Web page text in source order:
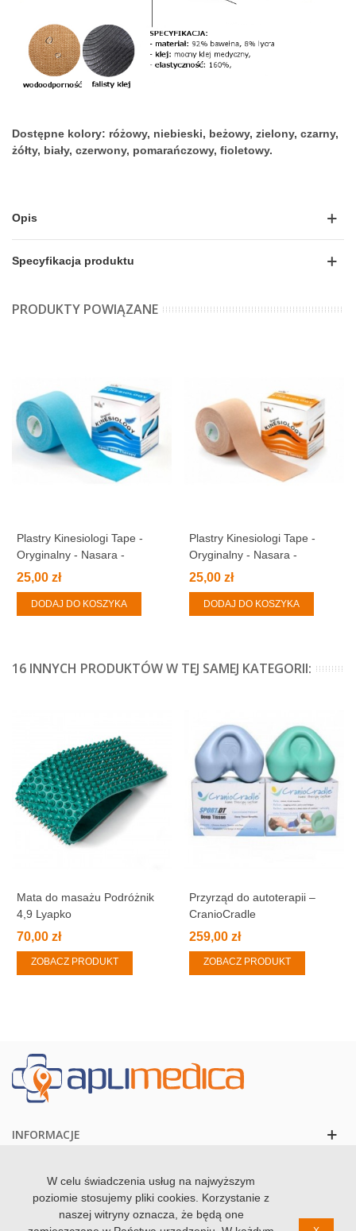
Dostępne kolory: różowy, niebieski, beżowy, zielony, czarny,
żółty, biały, czerwony, pomarańczowy, fioletowy.
Opis
Specyfikacja produktu
PRODUKTY POWIĄZANE
Plastry Kinesiologi Tape -
Oryginalny - Nasara -
NIEBIESKI
25,00 zł
DODAJ DO KOSZYKA
Plastry Kinesiologi Tape -
Oryginalny - Nasara -
BEŻOWY
25,00 zł
DODAJ DO KOSZYKA
16 INNYCH PRODUKTÓW W TEJ SAMEJ KATEGORII:
Mata do masażu Podróżnik
4,9 Lyapko
70,00 zł
ZOBACZ PRODUKT
Przyrząd do autoterapii –
CranioCradle
259,00 zł
ZOBACZ PRODUKT
INFORMACJE
W celu świadczenia usług na najwyższym
poziomie stosujemy pliki cookies. Korzystanie z
naszej witryny oznacza, że będą one